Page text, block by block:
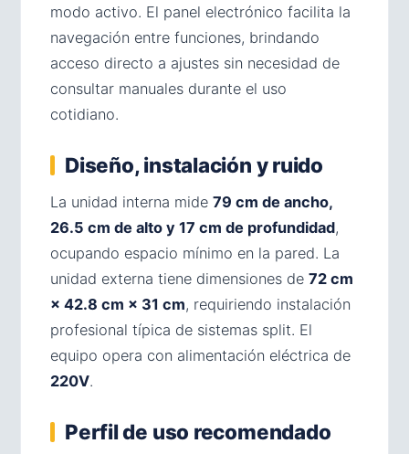
modo activo. El panel electrónico facilita la
navegación entre funciones, brindando
acceso directo a ajustes sin necesidad de
consultar manuales durante el uso
cotidiano.
Diseño, instalación y ruido
La unidad interna mide 79 cm de ancho,
26.5 cm de alto y 17 cm de profundidad,
ocupando espacio mínimo en la pared. La
unidad externa tiene dimensiones de 72 cm
× 42.8 cm × 31 cm, requiriendo instalación
profesional típica de sistemas split. El
equipo opera con alimentación eléctrica de
220V.
Perfil de uso recomendado